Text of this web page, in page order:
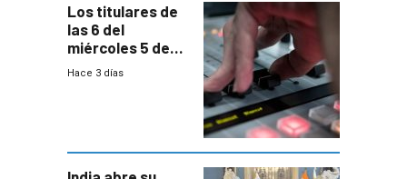
Los titulares de
las 6 del
miércoles 5 de
agosto de 2026
Hace 3 días